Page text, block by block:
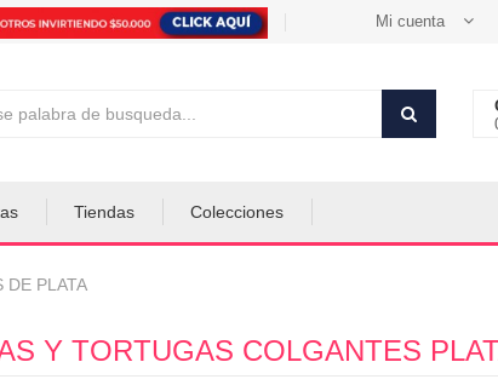
Mi cuenta
Tiendas Colecciones
DE PLATA
Y TORTUGAS COLGANTES